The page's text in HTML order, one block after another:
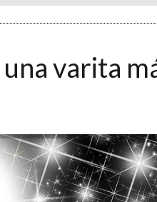
varita